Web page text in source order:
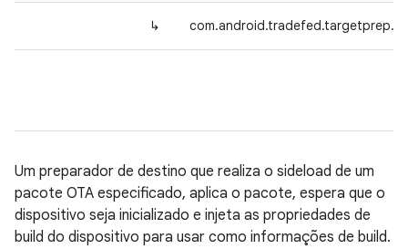
↳
Um preparador de destino que realiza o sideload de um
pacote OTA especificado, aplica o pacote, espera que o
dispositivo seja inicializado e injeta as propriedades de
build do dispositivo para usar como informações de build.